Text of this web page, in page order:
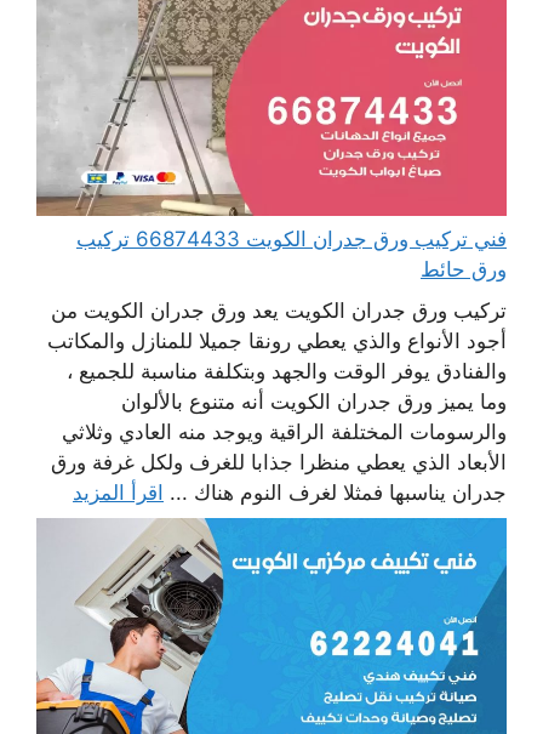
فني تركيب ورق جدران الكويت 66874433 تركيب
ورق حائط
تركيب ورق جدران الكويت يعد ورق جدران الكويت من
أجود الأنواع والذي يعطي رونقا جميلا للمنازل والمكاتب
والفنادق يوفر الوقت والجهد وبتكلفة مناسبة للجميع ،
وما يميز ورق جدران الكويت أنه متنوع بالألوان
والرسومات المختلفة الراقية ويوجد منه العادي وثلاثي
الأبعاد الذي يعطي منظرا جذابا للغرف ولكل غرفة ورق
جدران يناسبها فمثلا لغرف النوم هناك ... اقرأ المزيد